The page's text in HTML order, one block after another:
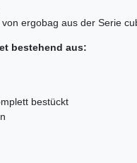
ergobag aus der Serie
bestehend aus:
bestückt